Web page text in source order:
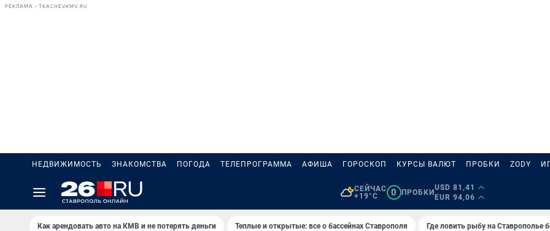
РЕКЛАМА • TKACHEVKMV.RU
НЕДВИЖИМОСТЬ ЗНАКОМСТВА ПОГОДА ТЕЛЕПРОГРАММА АФИША ГОРОСКОП КУРСЫ ВАЛЮТ ПРОБКИ ZODY
СЕЙЧАС
+19°C
0 ПРОБКИ
USD 81,41
EUR 94,06
Как арендовать авто на КМВ и не потерять деньги Теплые и открытые: все о бассейнах Ставрополя Где ловить рыбу на Ставрополье